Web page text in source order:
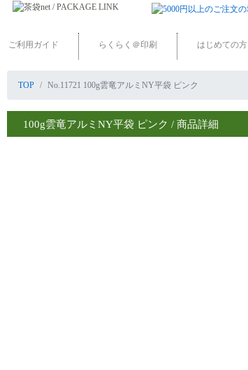
ご利用ガイド らくらく＠印刷 はじめての方
TOP No.11721 100g雲竜アルミNY平袋 ピンク
100g雲竜アルミNY平袋 ピンク / 商品詳細